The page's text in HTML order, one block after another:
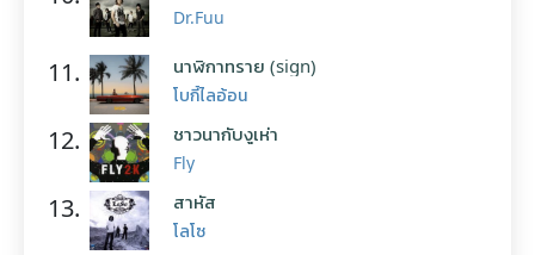
Dr.Fuu
11. นาฬิกาทราย (sign)
โบกี้ไลอ้อน
12. ชาวนากับงูเห่า
Fly
13. สาหัส
โลโซ